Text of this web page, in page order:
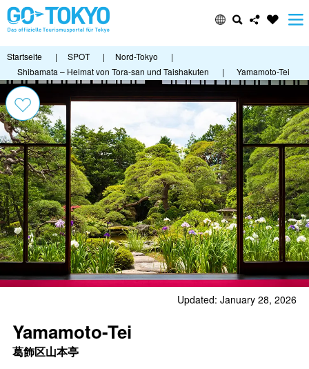
Startseite | SPOT | Nord-Tokyo
|
Shibamata – Heimat von Tora-san und Taishakuten
| Yamamoto-Tei
Updated: January 28, 2026
Yamamoto-Tei
葛飾区山本亭